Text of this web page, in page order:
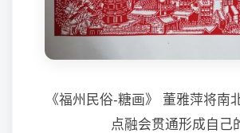
《福州民俗-糖画》 董雅萍将南
点融会贯通形成自己